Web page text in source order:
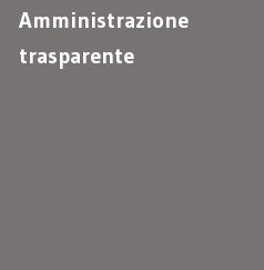
Amministrazione
trasparente